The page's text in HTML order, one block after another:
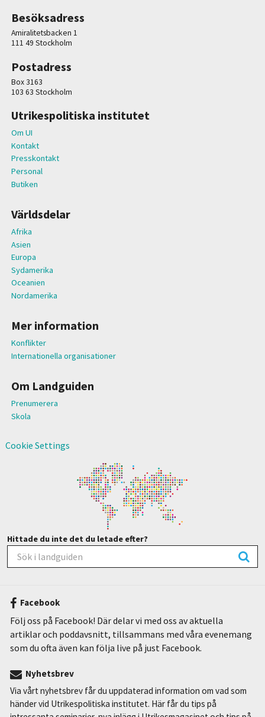
Besöksadress
Amiralitetsbacken 1
111 49 Stockholm
Postadress
Box 3163
103 63 Stockholm
Utrikespolitiska institutet
Om UI
Kontakt
Presskontakt
Personal
Butiken
Världsdelar
Afrika
Asien
Europa
Sydamerika
Oceanien
Nordamerika
Mer information
Konflikter
Internationella organisationer
Om Landguiden
Prenumerera
Skola
Cookie Settings
Hittade du inte det du letade efter?
Facebook
Följ oss på Facebook! Där delar vi med oss av aktuella
artiklar och poddavsnitt, tillsammans med våra evenemang
som du ofta även kan följa live på just Facebook.
Nyhetsbrev
Via vårt nyhetsbrev får du uppdaterad information om vad som
händer vid Utrikespolitiska institutet. Här får du tips på